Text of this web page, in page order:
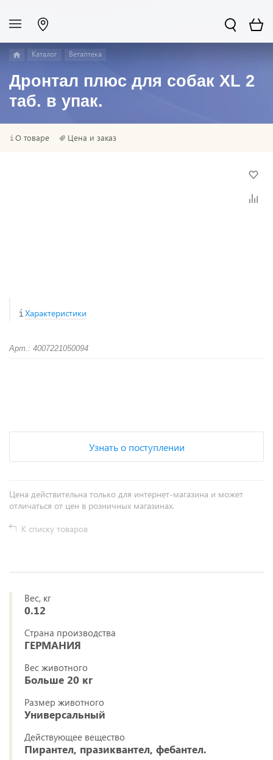
Каталог Ветаптека
Дронтал плюс для собак XL 2
таб. в упак.
О товаре Цена и заказ
Характеристики
Арт.: 4007221050094
Узнать о поступлении
Цена действительна только для интернет-магазина и может
отличаться от цен в розничных магазинах.
К списку товаров
Вес, кг
0.12
Страна производства
ГЕРМАНИЯ
Вес животного
Больше 20 кг
Размер животного
Универсальный
Действующее вещество
Пирантел, празиквантел, фебантел.